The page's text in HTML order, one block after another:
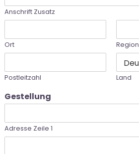
Anschrift Zusatz
Ort Region
Postleitzahl Land
Gestellung
Adresse Zeile 1